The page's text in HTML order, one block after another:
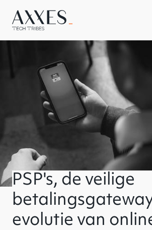
WAT WE DOEN
SECTOREN
CASES
OVER AXXES
INSIGHTS
CULTUUR
CONTACT
PSP's, de veilige
evolutie van